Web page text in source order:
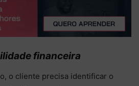
financeira
o cliente precisa identificar o